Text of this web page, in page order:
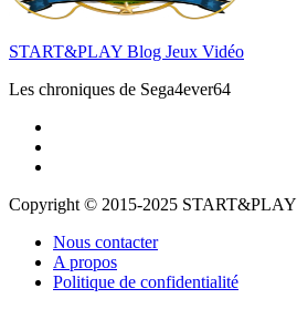
START&PLAY Blog Jeux Vidéo
Les chroniques de Sega4ever64
Copyright © 2015-2025 START&PLAY
Nous contacter
A propos
Politique de confidentialité